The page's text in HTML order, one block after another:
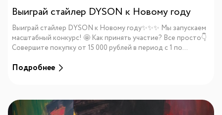
Выиграй стайлер DYSON к Новому году
Выиграй стайлер DYSON к Новому году✨✨✨ Мы запускаем
масштабный конкурс! 🤩 Как принять участие? Все просто👇
Совершите покупку от 15 000 рублей в период с 1 по...
Подробнее